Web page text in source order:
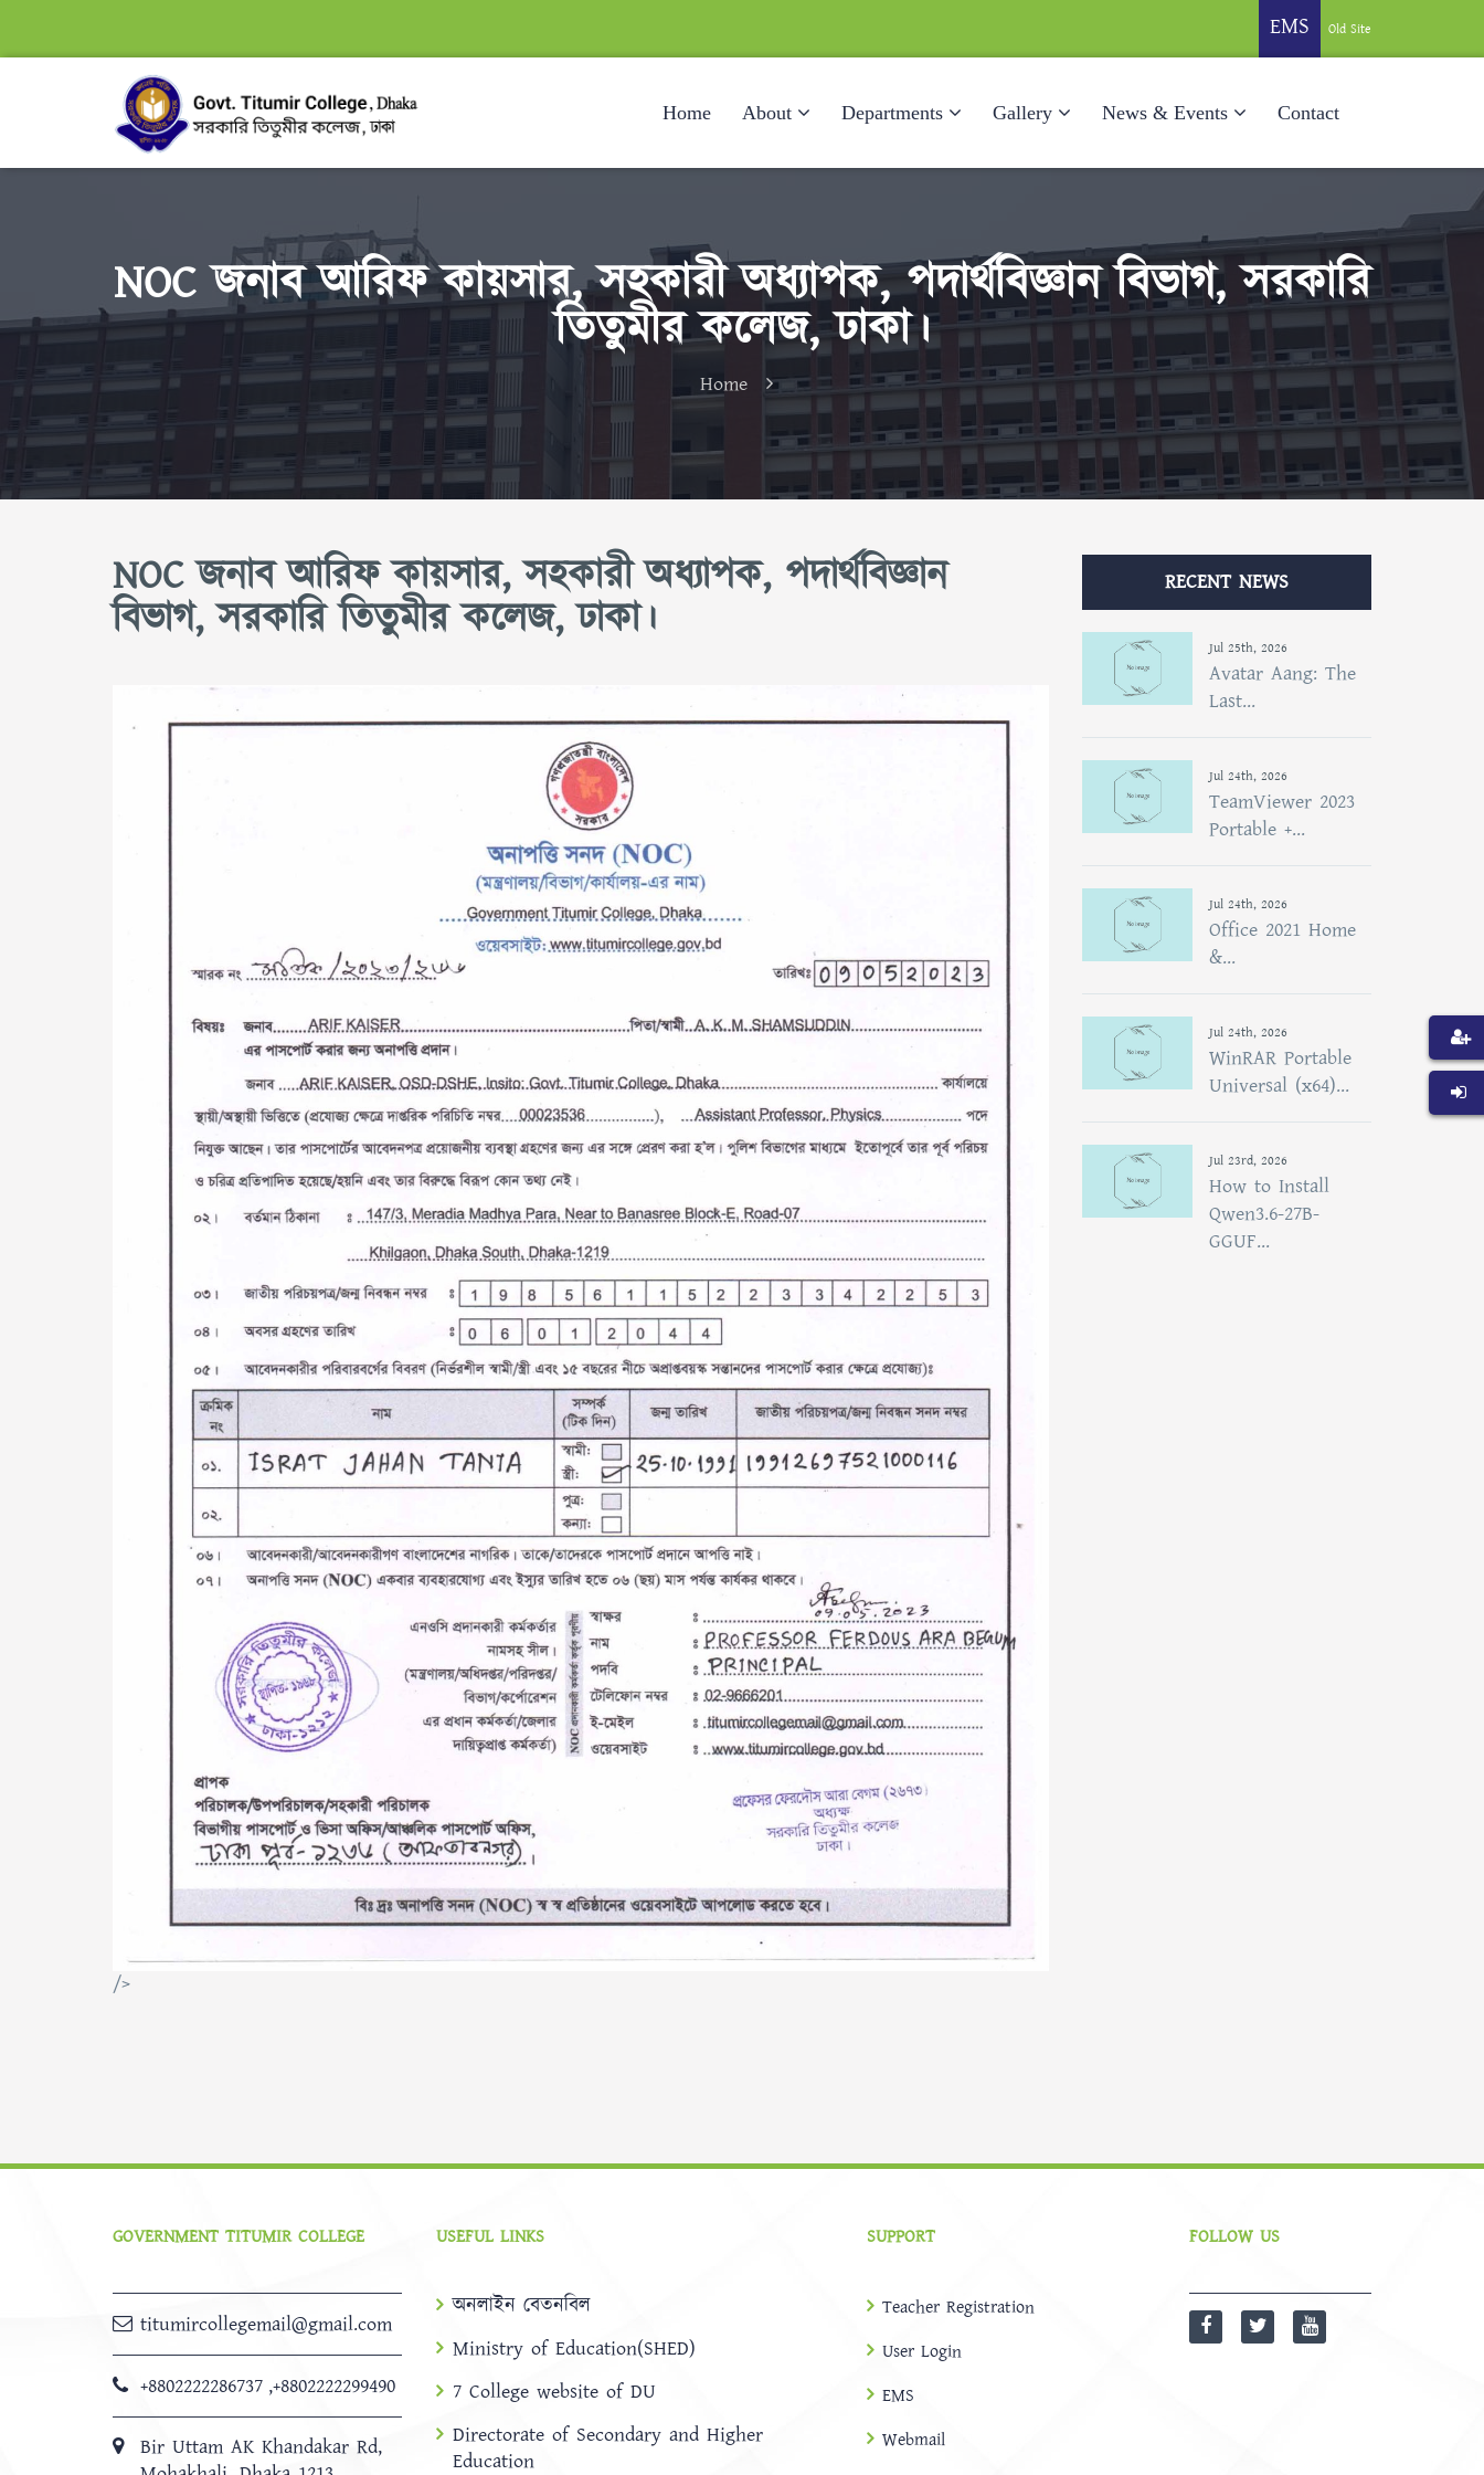
EMS Old Site
Home About Departments Gallery News & Events Contact
NOC জনাব আরিফ কায়সার, সহকারী অধ্যাপক, পদার্থবিজ্ঞান বিভাগ, সরকারি
তিতুমীর কলেজ, ঢাকা।
Home
NOC জনাব আরিফ কায়সার, সহকারী অধ্যাপক, পদার্থবিজ্ঞান
বিভাগ, সরকারি তিতুমীর কলেজ, ঢাকা।
/>
RECENT NEWS
Jul 25th, 2026
Avatar Aang: The
Last...
Jul 24th, 2026
TeamViewer 2023
Portable +...
Jul 24th, 2026
Office 2021 Home
&...
Jul 24th, 2026
WinRAR Portable
Universal (x64)...
Jul 23rd, 2026
How to Install
Qwen3.6-27B-
GGUF...
GOVERNMENT TITUMIR COLLEGE
titumircollegemail@gmail.com
+8802222286737 ,+8802222299490
Bir Uttam AK Khandakar Rd,
USEFUL LINKS
অনলাইন বেতনবিল
Ministry of Education(SHED)
7 College website of DU
Directorate of Secondary and Higher
Education
SUPPORT
Teacher Registration
User Login
EMS
Webmail
FOLLOW US